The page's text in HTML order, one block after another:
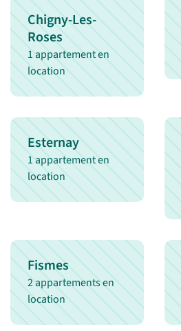
Chigny-Les-
Roses
1 appartement en
location
Esternay
1 appartement en
location
Fismes
2 appartements en
location